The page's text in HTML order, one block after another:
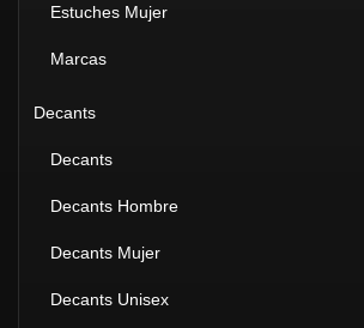
Estuches Mujer
Marcas
Decants
Decants
Decants Hombre
Decants Mujer
Decants Unisex